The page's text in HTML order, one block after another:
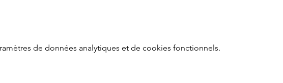
de données analytiques et de cookies fonctionnels.